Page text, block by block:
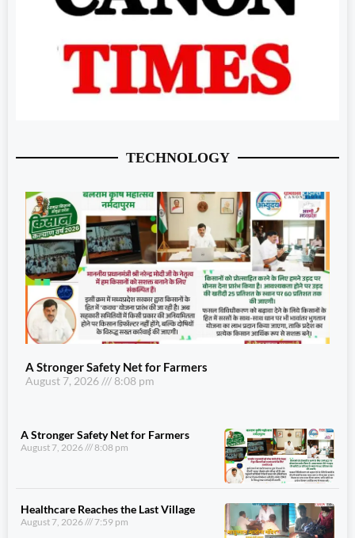
TECHNOLOGY
A Stronger Safety Net for Farmers
August 7, 2026 8:08 pm
A Stronger Safety Net for Farmers
August 7, 2026 8:08 pm
Healthcare Reaches the Last Village
August 7, 2026 7:59 pm